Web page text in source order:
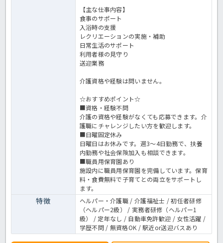
【主な仕事内容】
食事のサポート
入浴時の支援
レクリエーションの実施・補助
日常生活のサポート
利用者様の見守り
送迎業務
介護資格や経験は問いません。
☆おすすめポイント☆
■資格・経験不問
介護の資格や経験がなくても応募できます。介
護職にチャレンジしたい方を歓迎します。
■日曜固定休み
日曜日はお休みです。週3～4日勤務で、扶養
内勤務や社会保険加入も相談できます。
■職員用保育園あり
施設内に職員用保育園を完備しています。保育
料・食費無料で子育てとの両立をサポートし
ます。
特徴
ヘルパー・介護職 / 介護福祉士 / 初任者研修
（ヘルパー2級） / 実務者研修（ヘルパー1
級） / 定年なし / 自動車免許歓迎 / 女性活躍 /
学歴不問 / 無資格OK / 駅近or送迎バスあり